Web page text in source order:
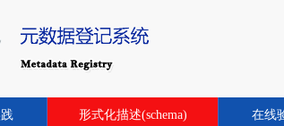
形式化描述(schema) 在线